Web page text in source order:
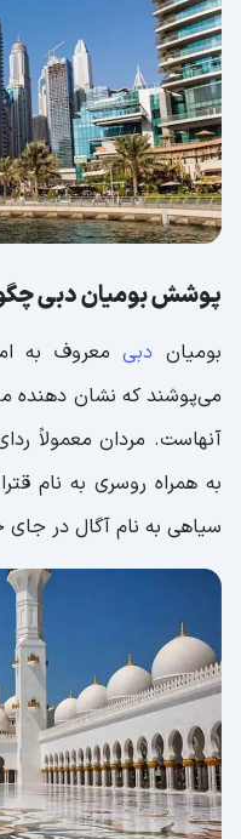
پوشش بومیان دبی
بومیان دبیمعروف به
می‌پوشند که نشان دهنده
آنهاست. مردان معمولاً
به همراه روسری به نام
سیاهی به نام آگال در